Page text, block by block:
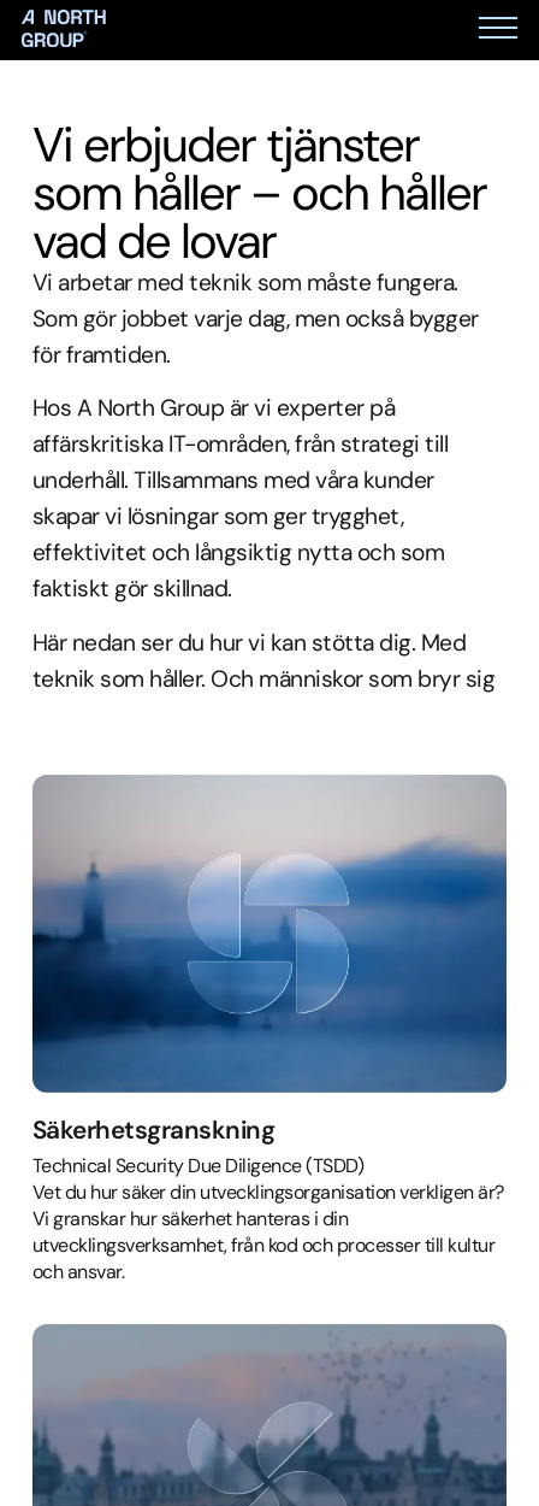
Vi erbjuder tjänster
som håller – och håller
vad de lovar
Vi arbetar med teknik som måste fungera.
Som gör jobbet varje dag, men också bygger
för framtiden.
Hos A North Group är vi experter på
affärskritiska IT-områden, från strategi till
underhåll. Tillsammans med våra kunder
skapar vi lösningar som ger trygghet,
effektivitet och långsiktig nytta och som
faktiskt gör skillnad.
Här nedan ser du hur vi kan stötta dig. Med
teknik som håller. Och människor som bryr sig
Säkerhetsgranskning
Technical Security Due Diligence (TSDD)
Vet du hur säker din utvecklingsorganisation verkligen är?
Vi granskar hur säkerhet hanteras i din
utvecklingsverksamhet, från kod och processer till kultur
och ansvar.